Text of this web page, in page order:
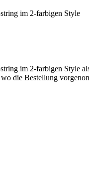
im 2-farbigen Style
im 2-farbigen Style
wo die Bestellung